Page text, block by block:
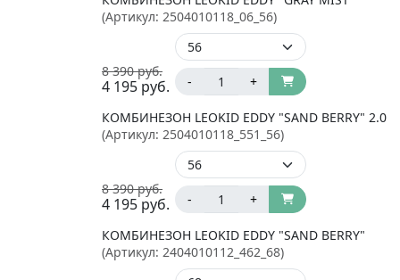
(Артикул: 2504010118_06_56)
8 390руб.
4 195 руб. - +
КОМБИНЕЗОН LEOKID EDDY "SAND BERRY" 2.0
(Артикул: 2504010118_551_56)
8 390руб.
4 195 руб. - +
КОМБИНЕЗОН LEOKID EDDY "SAND BERRY"
(Артикул: 2404010112_462_68)